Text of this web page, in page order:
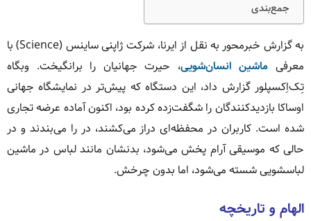
جمع‌بندی
به گزارش خبرمحور به نقل از ایرنا، شرکت ژاپنی ساینس (Science) با
معرفی ماشین انسان‌شویی، حیرت جهانیان را برانگیخت. وبگاه
تِک‌اِکسپلور گزارش داد، این دستگاه که پیش‌تر در نمایشگاه جهانی
اوساکا بازدیدکنندگان را شگفت‌زده کرده بود، اکنون آماده عرضه تجاری
شده است. کاربران در محفظه‌ای دراز می‌کشند، در را می‌بندند و در
حالی که موسیقی آرام پخش می‌شود، بدنشان مانند لباس در ماشین
لباسشویی شسته می‌شود، اما بدون چرخش.
الهام و تاریخچه